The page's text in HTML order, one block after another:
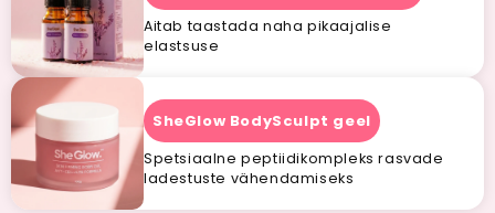
Aitab taastada naha pikaajalise
elastsuse
SheGlow BodySculpt geel
Spetsiaalne peptiidikompleks rasvade
ladestuste vähendamiseks